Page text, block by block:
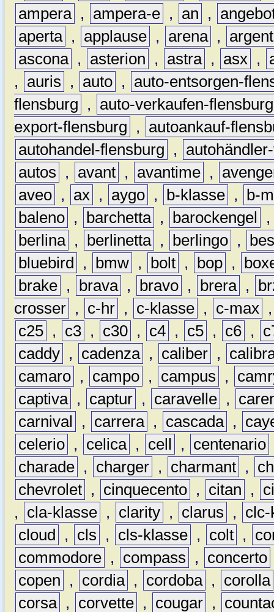
ampera , ampera-e , an ,
aperta , applause , arena ,
ascona , asterion , astra , asx ,
,
auris , auto ,
auto-entsorgen-
flensburg
,
auto-verkaufen-flensburg
export-flensburg
,
autoankauf-
autohandel-flensburg
,
autos
, avant , avantime ,
aveo , ax , aygo , b-klasse ,
b-
baleno , barchetta , barockengel
berlina , berlinetta , berlingo ,
bluebird
, bmw , bolt , bop ,
brake , brava , bravo , brera ,
crosser , c-hr , c-klasse , c-max
c25 , c3 , c30 , c4 , c5 , c6 ,
caddy , cadenza , caliber ,
camaro , campo , campus ,
captiva , captur , caravelle ,
carnival
, carrera , cascada ,
celerio , celica , cell , centenario
charade , charger , charmant ,
chevrolet , cinquecento , citan ,
,
cla-klasse , clarity , clarus ,
clc-
cloud
, cls , cls-klasse , colt ,
commodore , compass , concerto
copen
, cordia , cordoba ,
corolla
corsa , corvette , cougar ,